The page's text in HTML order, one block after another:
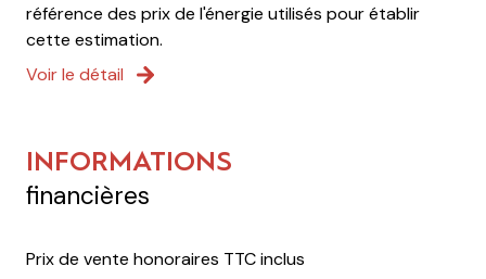
référence des prix de l'énergie utilisés pour établir
cette estimation.
Voir le détail
INFORMATIONS
financières
Prix de vente honoraires TTC inclus